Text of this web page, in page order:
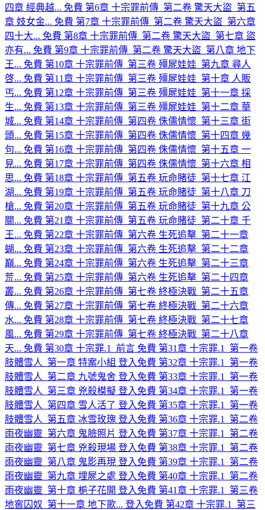
四章 經典越... 免費 第6章 十宗罪前傳_第二卷 驚天大盜_第五
章 妓女金... 免費 第7章 十宗罪前傳_第二卷 驚天大盜_第六章
四十大... 免費 第8章 十宗罪前傳_第二卷 驚天大盜_第七章 盜
亦有... 免費 第9章 十宗罪前傳_第二卷 驚天大盜_第八章 地下
王... 免費 第10章 十宗罪前傳_第三卷 殭屍娃娃_第九章 尋人
啓... 免費 第11章 十宗罪前傳_第三卷 殭屍娃娃_第十章 人販
丐... 免費 第12章 十宗罪前傳_第三卷 殭屍娃娃_第十一章 採
生... 免費 第13章 十宗罪前傳_第三卷 殭屍娃娃_第十二章 華
城... 免費 第14章 十宗罪前傳_第四卷 侏儒情懷_第十三章 街
頭... 免費 第15章 十宗罪前傳_第四卷 侏儒情懷_第十四章 幾
句... 免費 第16章 十宗罪前傳_第四卷 侏儒情懷_第十五章 一
見... 免費 第17章 十宗罪前傳_第四卷 侏儒情懷_第十六章 相
思... 免費 第18章 十宗罪前傳_第五卷 玩命賭徒_第十七章 江
湖... 免費 第19章 十宗罪前傳_第五卷 玩命賭徒_第十八章 刀
槍... 免費 第20章 十宗罪前傳_第五卷 玩命賭徒_第十九章 公
關... 免費 第21章 十宗罪前傳_第五卷 玩命賭徒_第二十章 千
王... 免費 第22章 十宗罪前傳_第六卷 生死追擊_第二十一章
蝴... 免費 第23章 十宗罪前傳_第六卷 生死追擊_第二十二章
巔... 免費 第24章 十宗罪前傳_第六卷 生死追擊_第二十三章
荒... 免費 第25章 十宗罪前傳_第六卷 生死追擊_第二十四章
叢... 免費 第26章 十宗罪前傳_第七卷 終極決戰_第二十五章
傳... 免費 第27章 十宗罪前傳_第七卷 終極決戰_第二十六章
水... 免費 第28章 十宗罪前傳_第七卷 終極決戰_第二十七章
風... 免費 第29章 十宗罪前傳_第七卷 終極決戰_第二十八章
天... 免費 第30章 十宗罪.1_前言 免費 第31章 十宗罪.1_第一卷
肢體雪人_第一章 特案小組 登入免費 第32章 十宗罪.1_第一卷
肢體雪人_第二章 九號鬼舍 登入免費 第33章 十宗罪.1_第一卷
肢體雪人_第三章 兇殺模擬 登入免費 第34章 十宗罪.1_第一卷
肢體雪人_第四章 雪人活了 登入免費 第35章 十宗罪.1_第一卷
肢體雪人_第五章 冰雪玫瑰 登入免費 第36章 十宗罪.1_第二卷
雨夜幽靈_第六章 鬼臉照片 登入免費 第37章 十宗罪.1_第二卷
雨夜幽靈_第七章 兇殺現場 登入免費 第38章 十宗罪.1_第二卷
雨夜幽靈_第八章 鬼影再現 登入免費 第39章 十宗罪.1_第二卷
雨夜幽靈_第九章 埋屍之處 登入免費 第40章 十宗罪.1_第二卷
雨夜幽靈_第十章 梔子花開 登入免費 第41章 十宗罪.1_第三卷
地窖囚奴_第十一章 地下歌... 登入免費 第42章 十宗罪.1_第三